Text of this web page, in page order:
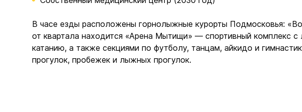
В часе езды расположены горнолыжные курорты Подмосковья:
от квартала находится «Арена Мытищи» — спортивный комплекс
катанию, а также секциями по футболу, танцам, айкидо и
прогулок, пробежек и лыжных прогулок.